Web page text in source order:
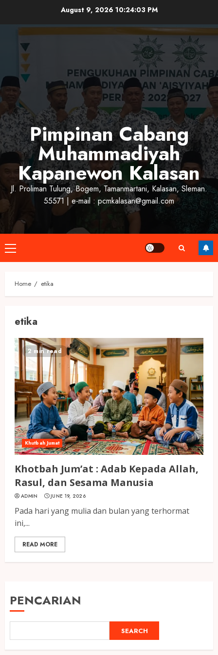
content
August 9, 2026 10:24:04 PM
Pimpinan Cabang
Muhammadiyah
Kapanewon Kalasan
Jl. Proliman Tulung, Bogem, Tamanmartani, Kalasan, Sleman.
55571 | e-mail : pcmkalasan@gmail.com
Primary
Menu
Home etika
etika
2 min read
Khutbah Jumat
Khotbah Jum’at : Adab Kepada Allah,
Rasul, dan Sesama Manusia
ADMIN JUNE 19, 2026
Pada hari yang mulia dan bulan yang terhormat
ini,...
READ MORE
PENCARIAN
SEARCH